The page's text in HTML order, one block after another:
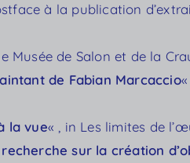
à la publication
Musée de Salon et de la
de Fabian Marcaccio
la vue« , in Les limites de
sur la création